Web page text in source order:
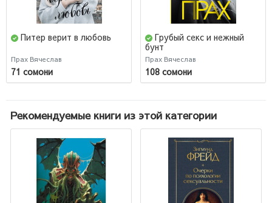
Питер верит в любовь
Прах Вячеслав
71 сомони
Грубый секс и нежный
бунт
Прах Вячеслав
108 сомони
Рекомендуемые книги из этой категории